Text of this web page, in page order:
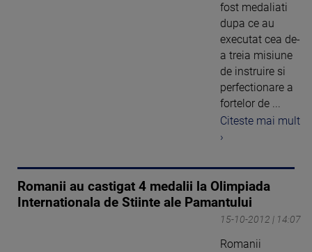
fost medaliati
dupa ce au
executat cea de-
a treia misiune
de instruire si
perfectionare a
fortelor de ...
Citeste mai mult
›
Romanii au castigat 4 medalii la Olimpiada
Internationala de Stiinte ale Pamantului
15-10-2012 | 14:07
Romanii